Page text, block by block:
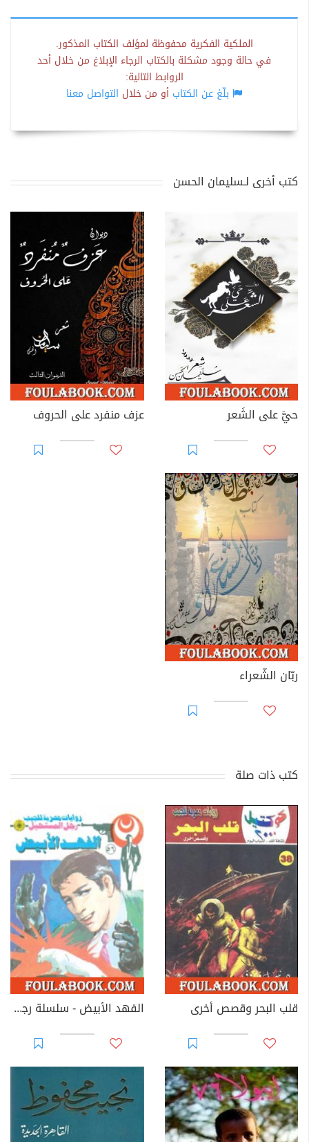
الملكية الفكرية محفوظة لمؤلف الكتاب المذكور.
في حالة وجود مشكلة بالكتاب الرجاء الإبلاغ من خلال أحد
الروابط التالية:
بلّغ عن الكتاب أو من خلال التواصل معنا
كتب أخرى لـسليمان الحسن
حيَّ على الشِّعر عزف منفرد على الحروف
ربّان الشّعراء
كتب ذات صلة
قلب البحر وقصص أخرى الفهد الأبيض - سلسلة رجل المستحيل